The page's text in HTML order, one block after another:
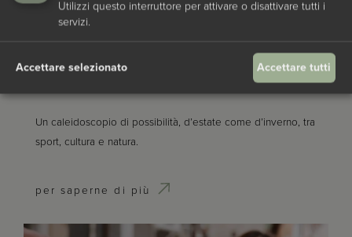
Un caleidoscopio di possibilità, d’estate come d’inverno, tra
sport, cultura e natura.
per saperne di più
Utilizzi questo interruttore per attivare o disattivare tutti i
servizi.
Accettare selezionato Accettare tutti